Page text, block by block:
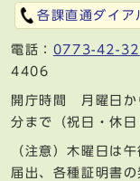
各課直通ダイア
電話： 0773-42-
4406
開庁時間 月曜日か
分まで（祝日・休
（注意）木曜日は
届出、各種証明書